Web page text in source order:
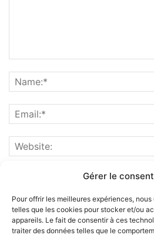
Gérer le
Pour offrir les meilleures expériences,
telles que les cookies pour stocker et/ou
appareils. Le fait de consentir à ces
traiter des données telles que le